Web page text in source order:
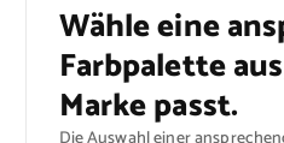
Wähle eine
Farbpalette
Marke passt.